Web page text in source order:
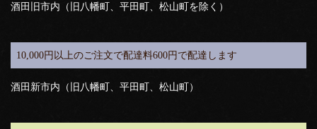
酒田旧市内（旧八幡町、平田町、松山町を除く）
10,000円以上のご注文で配達料600円で配達します
酒田新市内（旧八幡町、平田町、松山町）